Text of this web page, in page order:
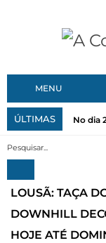
MENU
ÚLTIMAS No dia
LOUSÃ: TAÇA
DOWNHILL
HOJE ATÉ